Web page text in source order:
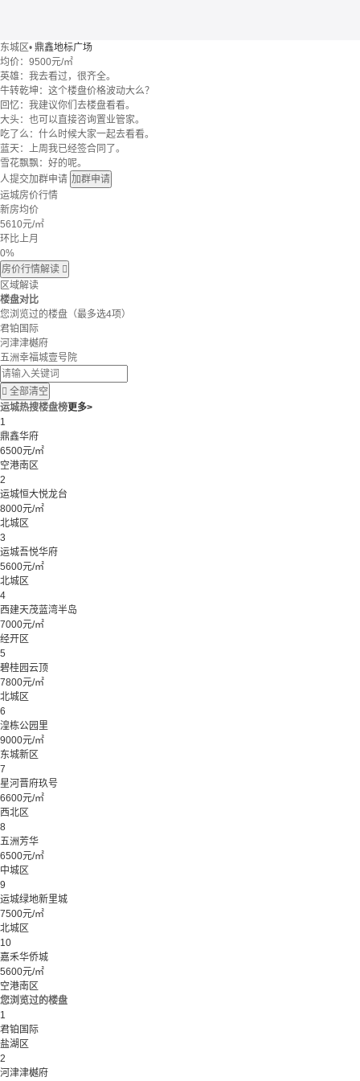
东城区• 鼎鑫地标广场
均价： 9500元/㎡
英雄：我去看过，很齐全。
牛转乾坤：这个楼盘价格波动大么？
回忆：我建议你们去楼盘看看。
大头：也可以直接咨询置业管家。
吃了么：什么时候大家一起去看看。
蓝天：上周我已经签合同了。
雪花飘飘：好的呢。
人提交加群申请 加群申请
运城房价行情
新房均价
5610元/㎡
环比上月
0%
房价行情解读 
区域解读
楼盘对比
您浏览过的楼盘 （最多选4项）
君铂国际
河津津樾府
五洲幸福城壹号院
 全部清空
运城热搜楼盘榜更多>
1
鼎鑫华府
6500元/㎡
空港南区
2
运城恒大悦龙台
8000元/㎡
北城区
3
运城吾悦华府
5600元/㎡
北城区
4
西建天茂蓝湾半岛
7000元/㎡
经开区
5
碧桂园云顶
7800元/㎡
北城区
6
湟栋公园里
9000元/㎡
东城新区
7
星河晋府玖号
6600元/㎡
西北区
8
五洲芳华
6500元/㎡
中城区
9
运城绿地新里城
7500元/㎡
北城区
10
嘉禾华侨城
5600元/㎡
空港南区
您浏览过的楼盘
1
君铂国际
盐湖区
2
河津津樾府